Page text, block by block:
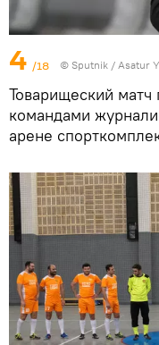
4 /18 © Sputnik / Asatur
Товарищеский
командами
арене